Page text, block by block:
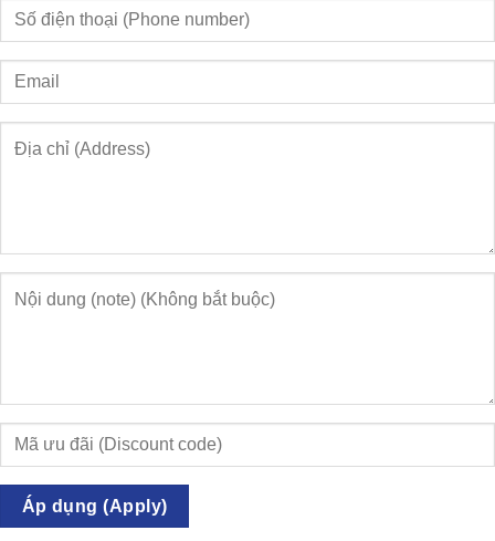
Áp dụng (Apply)